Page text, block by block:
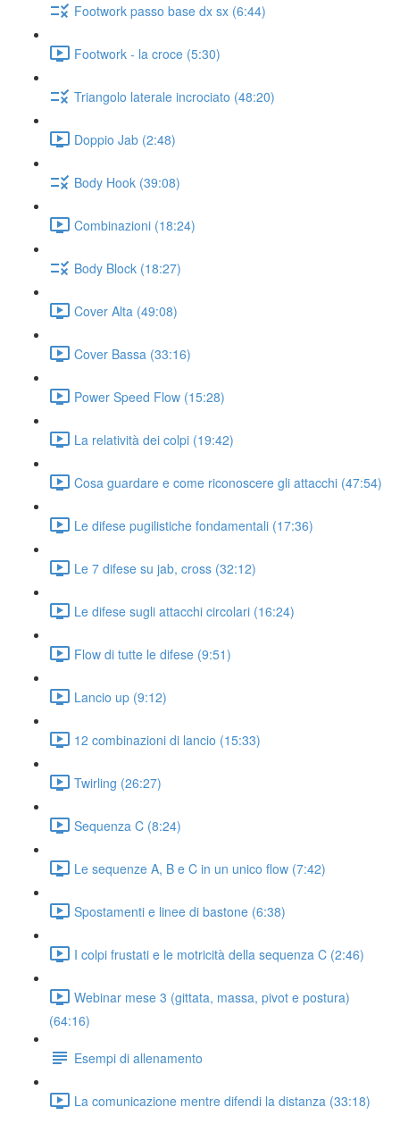
Footwork passo base dx sx (6:44)
Footwork - la croce (5:30)
Triangolo laterale incrociato (48:20)
Doppio Jab (2:48)
Body Hook (39:08)
Combinazioni (18:24)
Body Block (18:27)
Cover Alta (49:08)
Cover Bassa (33:16)
Power Speed Flow (15:28)
La relatività dei colpi (19:42)
Cosa guardare e come riconoscere gli attacchi (47:54)
Le difese pugilistiche fondamentali (17:36)
Le 7 difese su jab, cross (32:12)
Le difese sugli attacchi circolari (16:24)
Flow di tutte le difese (9:51)
Lancio up (9:12)
12 combinazioni di lancio (15:33)
Twirling (26:27)
Sequenza C (8:24)
Le sequenze A, B e C in un unico flow (7:42)
Spostamenti e linee di bastone (6:38)
I colpi frustati e le motricità della sequenza C (2:46)
Webinar mese 3 (gittata, massa, pivot e postura)
(64:16)
Esempi di allenamento
La comunicazione mentre difendi la distanza (33:18)